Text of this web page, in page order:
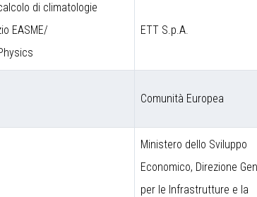
di climatologie
EASME/
ETT S.p.A.
Comunità Europea
Ministero dello Sviluppo
Economico, Direzione
per le Infrastrutture e la